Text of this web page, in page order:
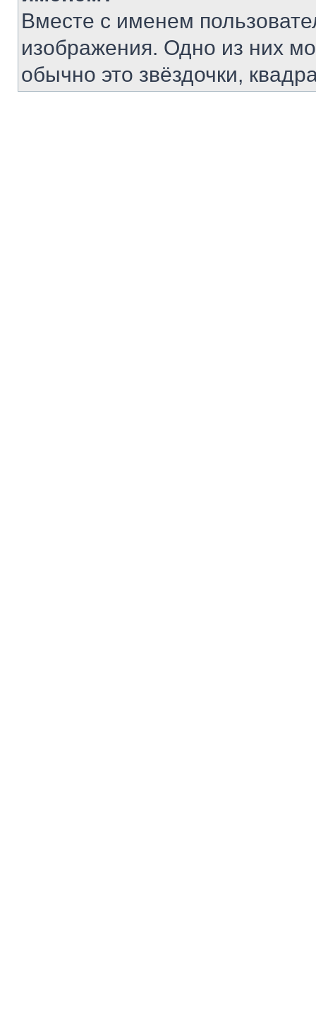
Вместе с именем
изображения. Одно из них
обычно это звёздочки,